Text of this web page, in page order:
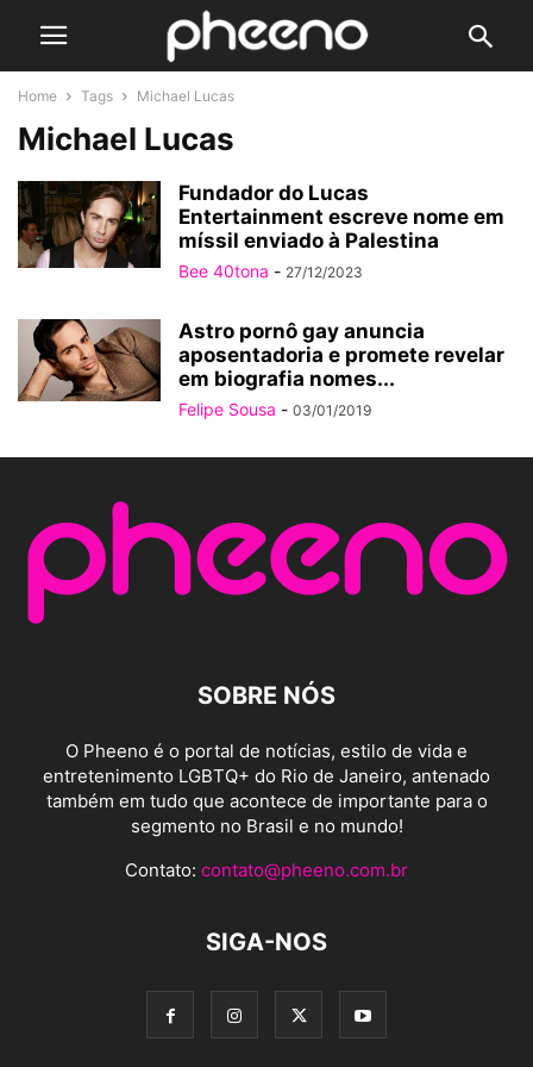
Home Tags Michael Lucas
Michael Lucas
Fundador do Lucas
Entertainment escreve nome em
míssil enviado à Palestina
Bee 40tona - 27/12/2023
Astro pornô gay anuncia
aposentadoria e promete revelar
em biografia nomes...
Felipe Sousa - 03/01/2019
SOBRE NÓS
O Pheeno é o portal de notícias, estilo de vida e
entretenimento LGBTQ+ do Rio de Janeiro, antenado
também em tudo que acontece de importante para o
segmento no Brasil e no mundo!
Contato: contato@pheeno.com.br
SIGA-NOS